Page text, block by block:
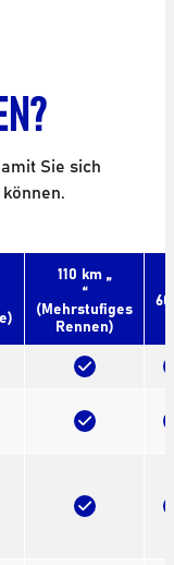
Sie sich
110 km „
“
(Mehrstufiges
Rennen)